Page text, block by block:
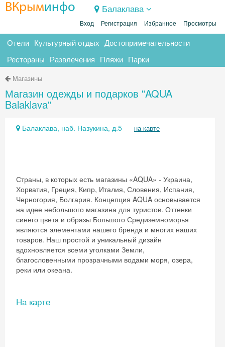
ВКрыминфо Балаклава
Вход Регистрация Избранное Просмотры
Отели Культурный отдых Достопримечательности
Рестораны Развлечения Пляжи Парки
Магазины
Магазин одежды и подарков "AQUA
Balaklava"
Балаклава, наб. Назукина, д.5 на карте
Страны, в которых есть магазины «AQUA» - Украина,
Хорватия, Греция, Кипр, Италия, Словения, Испания,
Черногория, Болгария. Концепция AQUA основывается
на идее небольшого магазина для туристов. Оттенки
синего цвета и образы Большого Средиземноморья
являются элементами нашего бренда и многих наших
товаров. Наш простой и уникальный дизайн
вдохновляется всеми уголками Земли,
благословенными прозрачными водами моря, озера,
реки или океана.
На карте